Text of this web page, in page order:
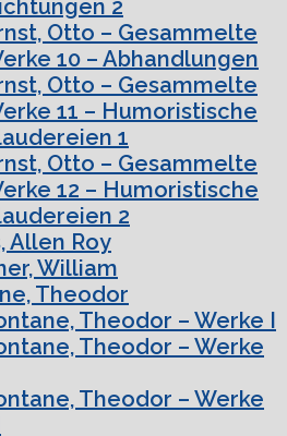
2
Otto – Gesammelte
10 – Abhandlungen
Otto – Gesammelte
11 – Humoristische
1
Otto – Gesammelte
12 – Humoristische
2
Allen Roy
William
Theodor
Theodor – Werke I
Theodor – Werke
Theodor – Werke